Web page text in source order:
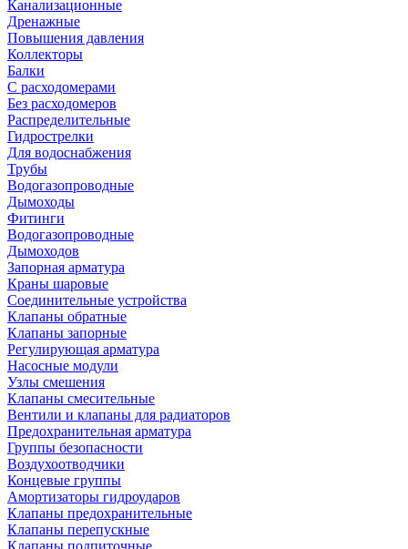
Канализационные
Дренажные
Повышения давления
Коллекторы
Балки
С расходомерами
Без расходомеров
Распределительные
Гидрострелки
Для водоснабжения
Трубы
Водогазопроводные
Дымоходы
Фитинги
Водогазопроводные
Дымоходов
Запорная арматура
Краны шаровые
Соединительные устройства
Клапаны обратные
Клапаны запорные
Регулирующая арматура
Насосные модули
Узлы смешения
Клапаны смесительные
Вентили и клапаны для радиаторов
Предохранительная арматура
Группы безопасности
Воздухоотводчики
Концевые группы
Амортизаторы гидроударов
Клапаны предохранительные
Клапаны перепускные
Клапаны подпиточные